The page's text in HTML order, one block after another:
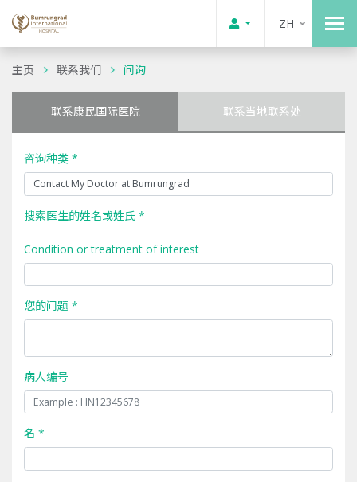
ZH
主页 联系我们 问询
联系康民国际医院 联系当地联系处
咨询种类 *
搜索医生的姓名或姓氏 *
Condition or treatment of interest
您的问题 *
病人编号
名 *